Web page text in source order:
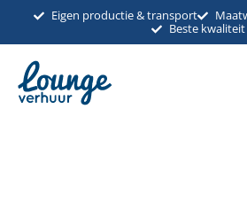
inhoud
Eigen productie & transport
Beste kwaliteit